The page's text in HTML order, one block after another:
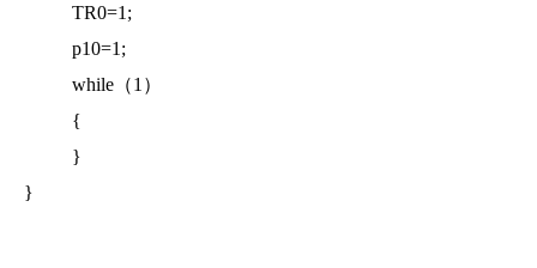
TR0=1;
p10=1;
while（1）
{
}
}